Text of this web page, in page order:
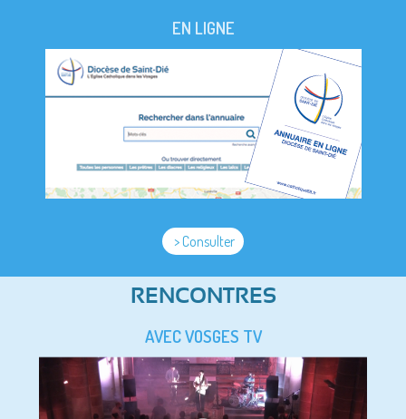
EN LIGNE
> Consulter
RENCONTRES
AVEC VOSGES TV